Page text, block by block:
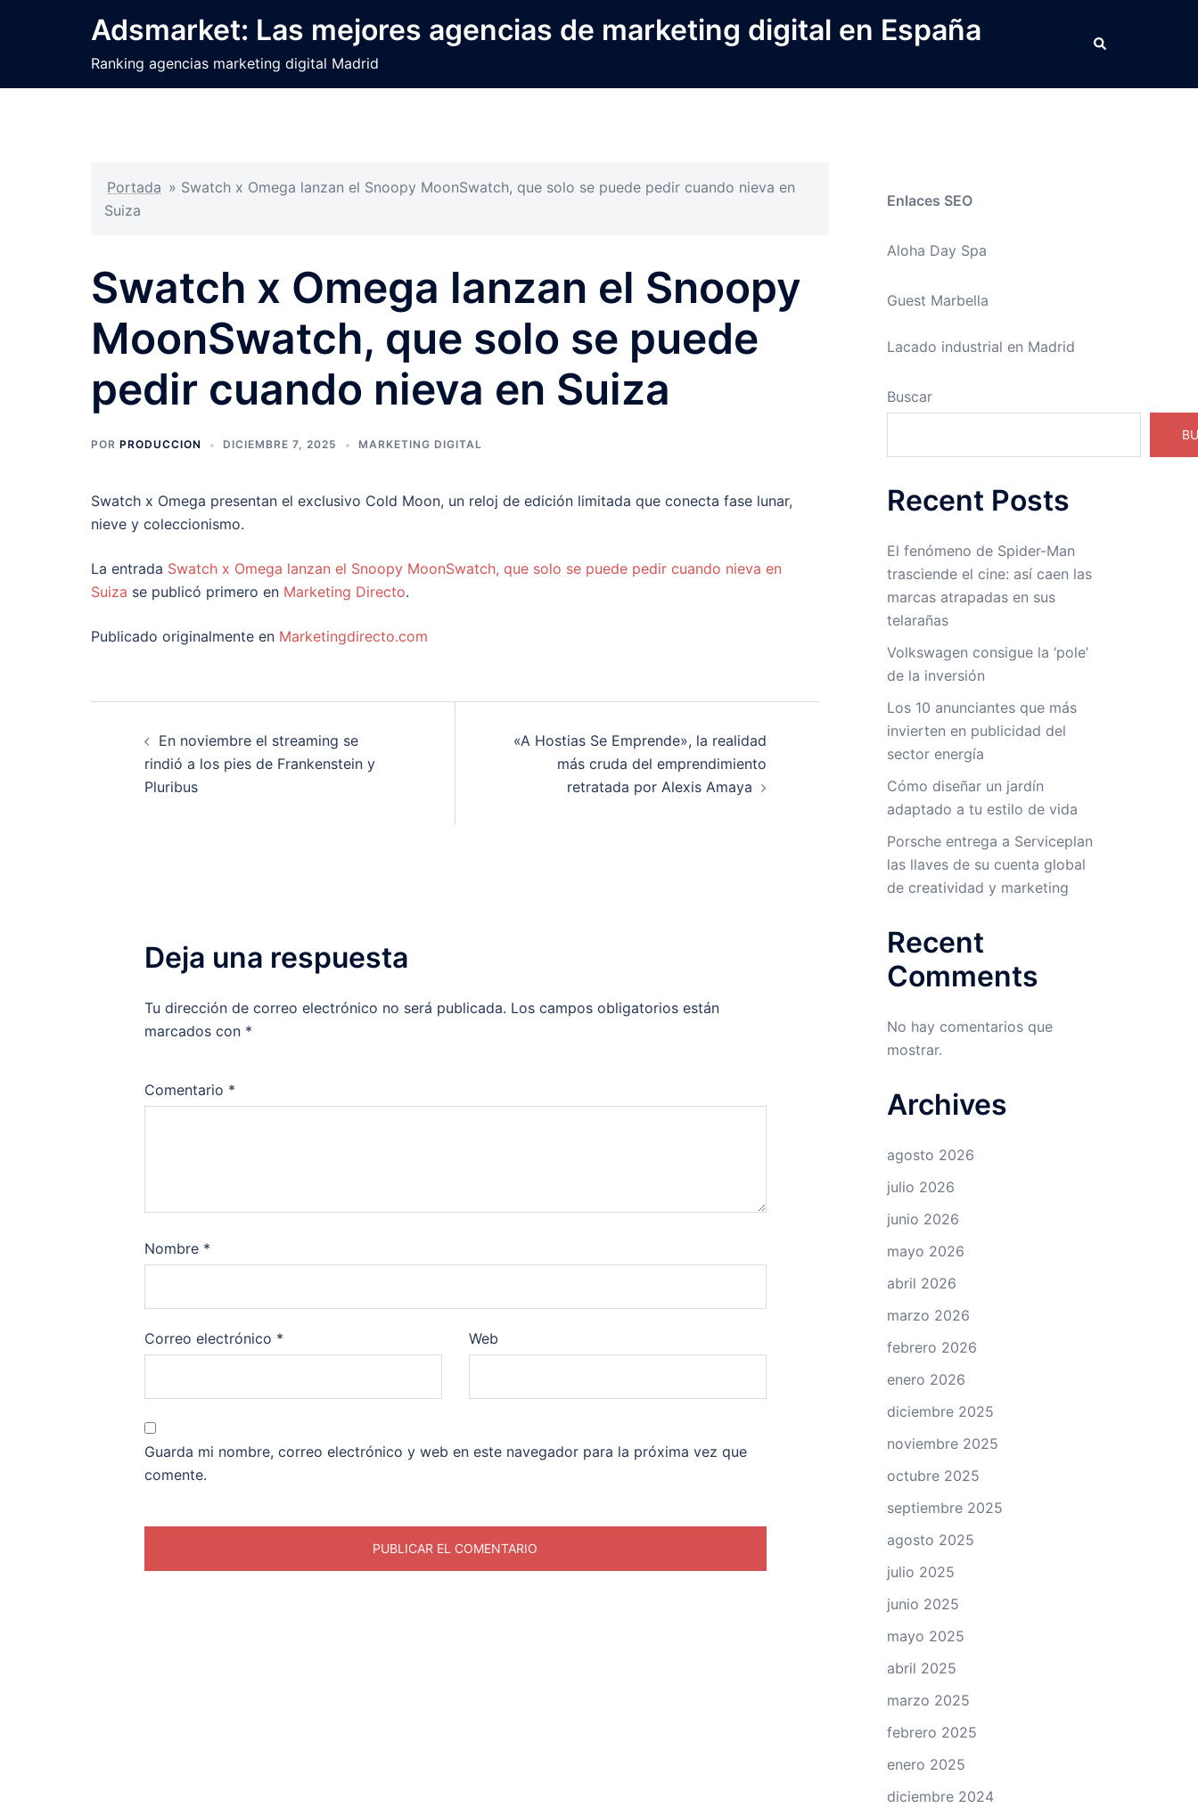
Adsmarket: Las mejores agencias de marketing digital en España
Ranking agencias marketing digital Madrid
Buscar
Portada » Swatch x Omega lanzan el Snoopy MoonSwatch, que solo se puede pedir cuando nieva en
Suiza
Swatch x Omega lanzan el Snoopy
MoonSwatch, que solo se puede
pedir cuando nieva en Suiza
POR PRODUCCION DICIEMBRE 7, 2025 MARKETING DIGITAL
Swatch x Omega presentan el exclusivo Cold Moon, un reloj de edición limitada que conecta fase lunar,
nieve y coleccionismo.
La entrada Swatch x Omega lanzan el Snoopy MoonSwatch, que solo se puede pedir cuando nieva en
Suiza se publicó primero en Marketing Directo.
Publicado originalmente en Marketingdirecto.com
entradas
En noviembre el streaming se
rindió a los pies de Frankenstein y
Pluribus
«A Hostias Se Emprende», la realidad
más cruda del emprendimiento
retratada por Alexis Amaya
Deja una respuesta
Tu dirección de correo electrónico no será publicada. Los campos obligatorios están
marcados con *
Comentario *
Nombre *
Correo electrónico * Web
Guarda mi nombre, correo electrónico y web en este navegador para la próxima vez que
comente.
Enlaces SEO
Aloha Day Spa
Guest Marbella
Lacado industrial en Madrid
Buscar
Recent Posts
El fenómeno de Spider-Man
trasciende el cine: así caen las
marcas atrapadas en sus
telarañas
Volkswagen consigue la ‘pole’
de la inversión
Los 10 anunciantes que más
invierten en publicidad del
sector energía
Cómo diseñar un jardín
adaptado a tu estilo de vida
Porsche entrega a Serviceplan
las llaves de su cuenta global
de creatividad y marketing
Recent
Comments
No hay comentarios que
mostrar.
Archives
agosto 2026
julio 2026
junio 2026
mayo 2026
abril 2026
marzo 2026
febrero 2026
enero 2026
diciembre 2025
noviembre 2025
octubre 2025
septiembre 2025
agosto 2025
julio 2025
junio 2025
mayo 2025
abril 2025
marzo 2025
febrero 2025
enero 2025
diciembre 2024